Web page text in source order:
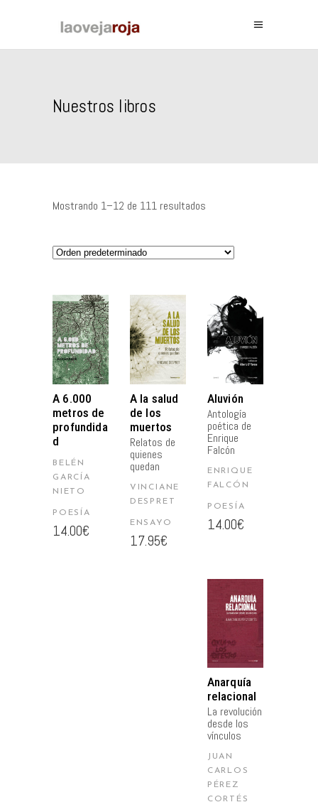
Nuestros libros
Mostrando 1–12 de 111 resultados
AÑADIR
AL
CARRITO
A 6.000
metros de
profundida
d
BELÉN
GARCÍA
NIETO
POESÍA
14.00€
AÑADIR
AL
CARRITO
A la salud
de los
muertos
Relatos de
quienes
quedan
VINCIANE
DESPRET
ENSAYO
17.95€
AÑADIR
AL
CARRITO
Aluvión
Antología
poética de
Enrique
Falcón
ENRIQUE
FALCÓN
POESÍA
14.00€
AÑADIR
AL
CARRITO
Anarquía
relacional
La revolución
desde los
vínculos
JUAN
CARLOS
PÉREZ
CORTÉS